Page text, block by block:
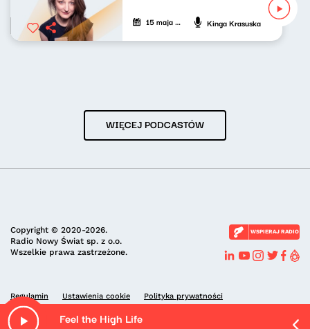
Feel the High Life
15 maja 2026 Kinga Krasuska
WIĘCEJ PODCASTÓW
Copyright © 2020-2026.
Radio Nowy Świat sp. z o.o.
Wszelkie prawa zastrzeżone.
WSPIERAJ RADIO
Regulamin Ustawienia cookie Polityka prywatności